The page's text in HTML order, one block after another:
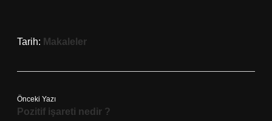
Tarih: Makaleler
Önceki Yazı
Pozitif işareti nedir ?